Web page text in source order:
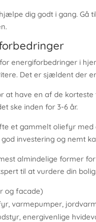
dig godt i gang. Gå
energiforbedringer i
Det er sjældent der
have en af de
ske inden for 3-6 år.
et gammelt oliefyr
investering og nemt
almindelige former
til at vurdere din
og facade)
varmepumper,
energivenlige